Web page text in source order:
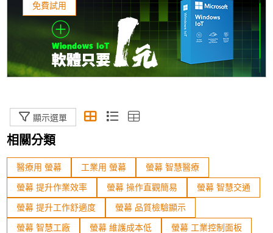
免費試用
顯示選單
電子紙
電源供應器
顯示器
工業級顯示器套件與開放架構顯示器
Open Frame觸控顯示器
電阻觸控模組
數位看板顯示器
車載顯示器
相關分類
醫療用 螢幕 工業用 螢幕 螢幕 智慧醫療
螢幕 提升作業效率 螢幕 操作直觀簡易 螢幕 智慧交通
螢幕 提升工作舒適度 螢幕 品質檢驗顯示
螢幕 智慧工廠 螢幕 維護成本低 螢幕 工業控制面板